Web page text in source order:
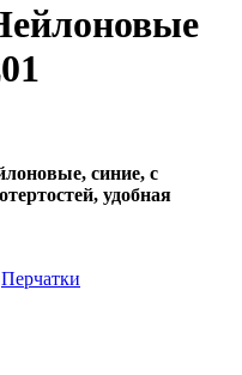
синие, с
удобная
Перчатки